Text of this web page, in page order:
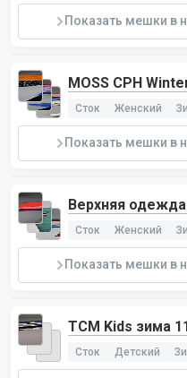
Показать мешки в
MOSS CPH
Сток Женский
Показать мешки в
Верхняя
Сток Женский
Показать мешки в
TCM Kids зима
Сток Детский